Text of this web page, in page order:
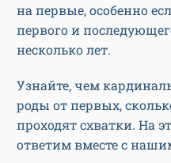
на первые, особенно
первого и
несколько лет.
Узнайте, чем
роды от первых,
проходят схватки. На
ответим вместе с